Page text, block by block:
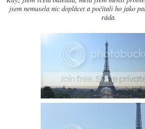
jsem nemusela nic doplácet a počítali ho jako
ráda.